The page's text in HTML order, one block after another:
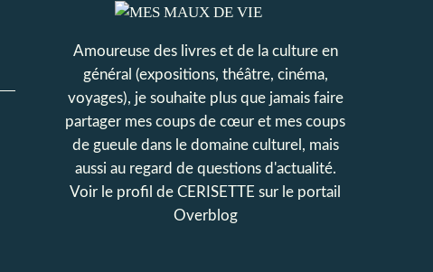
Amoureuse des livres et de la culture en
général (expositions, théâtre, cinéma,
voyages), je souhaite plus que jamais faire
partager mes coups de cœur et mes coups
de gueule dans le domaine culturel, mais
aussi au regard de questions d'actualité.
Voir le profil de CERISETTE sur le portail
Overblog